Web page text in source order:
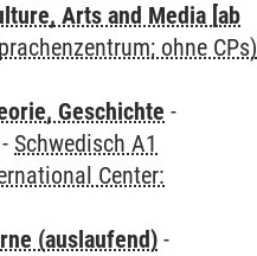
Arts and Media [ab
ohne CPs)
Geschichte -
- Schwedisch A1
Center:
(auslaufend) -